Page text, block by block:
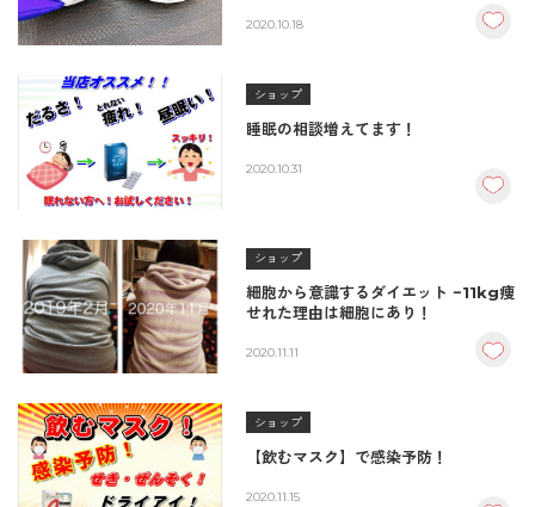
2020.10.18
ショップ
睡眠の相談増えてます！
2020.10.31
ショップ
細胞から意識するダイエット −11kg痩
せれた理由は細胞にあり！
2020.11.11
ショップ
【飲むマスク】で感染予防！
2020.11.15